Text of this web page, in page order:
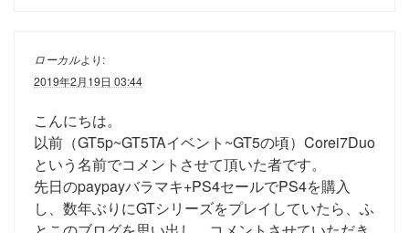
ローカルより:
2019年2月19日 03:44
こんにちは。
以前（GT5p~GT5TAイベント~GT5の頃）Corei7Duo
という名前でコメントさせて頂いた者です。
先日のpaypayバラマキ+PS4セールでPS4を購入
し、数年ぶりにGTシリーズをプレイしていたら、ふ